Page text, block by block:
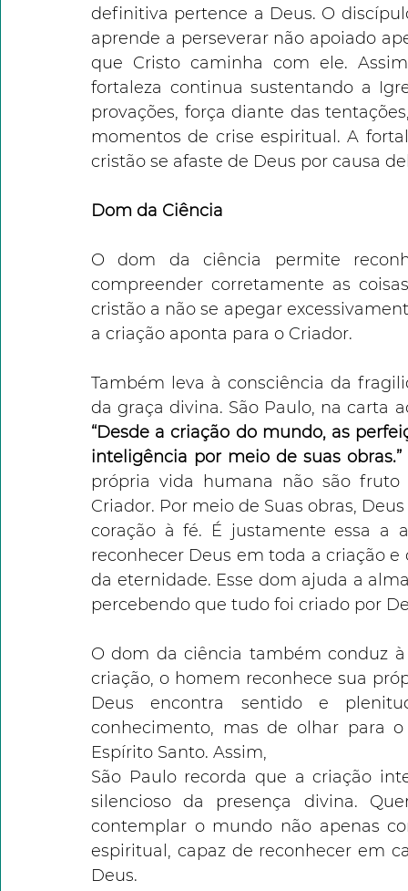
definitiva pertence a Deus. O
aprende a perseverar não apoiado
que Cristo caminha com ele.
fortaleza continua sustentando a
provações, força diante das
momentos de crise espiritual. A
cristão se afaste de Deus por causa
Dom da Ciência
O dom da ciência permite
compreender corretamente as
cristão a não se apegar
a criação aponta para o Criador.
Também leva à consciência da
“Desde a criação do mundo, as
inteligência por meio de suas obras.”
própria vida humana não são
Criador. Por meio de Suas obras,
coração à fé. É justamente essa a
reconhecer Deus em toda a criação
da eternidade. Esse dom ajuda a
percebendo que tudo foi criado por
O dom da ciência também conduz
criação, o homem reconhece sua
Deus encontra sentido e
conhecimento, mas de olhar para
Espírito Santo. Assim,
São Paulo recorda que a criação
silencioso da presença divina.
contemplar o mundo não apenas
espiritual, capaz de reconhecer em
Deus.